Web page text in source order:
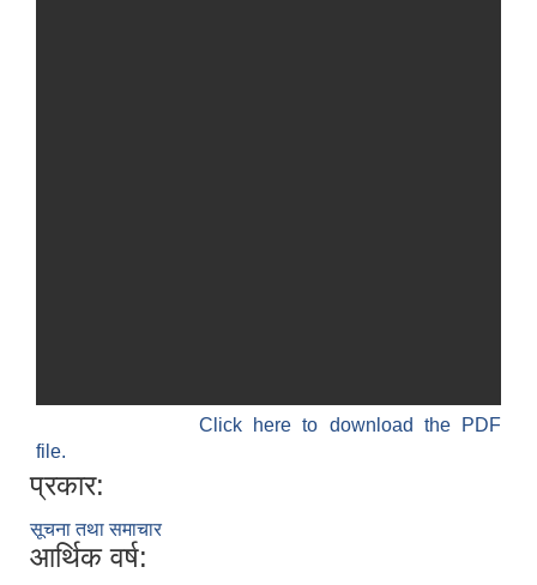
Click here to download the PDF
file.
प्रकार:
सूचना तथा समाचार
आर्थिक वर्ष: